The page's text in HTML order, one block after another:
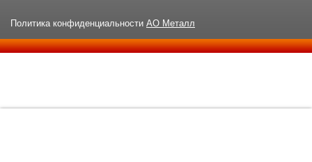
Политика конфиденциальности АО Металл